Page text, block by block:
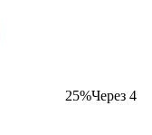
25%Через 4